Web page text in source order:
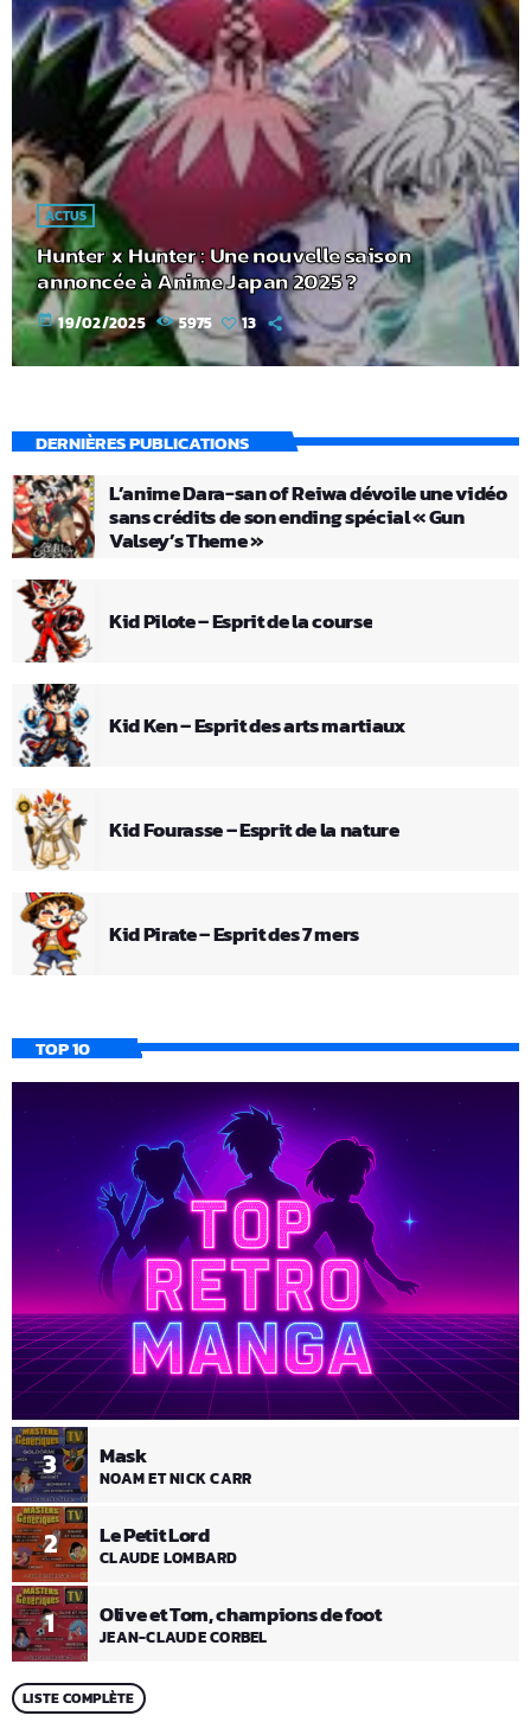
ACTUS
Hunter x Hunter : Une nouvelle saison
annoncée à Anime Japan 2025 ?
today 19/02/2025 5975 13
DERNIÈRES PUBLICATIONS
L’anime Dara-san of Reiwa dévoile une vidéo
sans crédits de son ending spécial « Gun
Valsey’s Theme »
Kid Pilote – Esprit de la course
Kid Ken – Esprit des arts martiaux
Kid Fourasse – Esprit de la nature
Kid Pirate – Esprit des 7 mers
TOP 10
1 Olive et Tom, champions de foot
JEAN-CLAUDE CORBEL
2 Le Petit Lord
CLAUDE LOMBARD
3 Mask
NOAM ET NICK CARR
LISTE COMPLÈTE